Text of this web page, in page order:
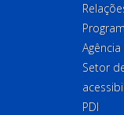
Setor
PDI